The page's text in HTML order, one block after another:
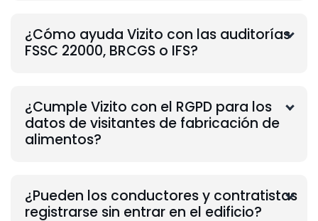
¿Cómo ayuda Vizito con las auditorías
FSSC 22000, BRCGS o IFS?
¿Cumple Vizito con el RGPD para los
datos de visitantes de fabricación de
alimentos?
¿Pueden los conductores y contratistas
registrarse sin entrar en el edificio?